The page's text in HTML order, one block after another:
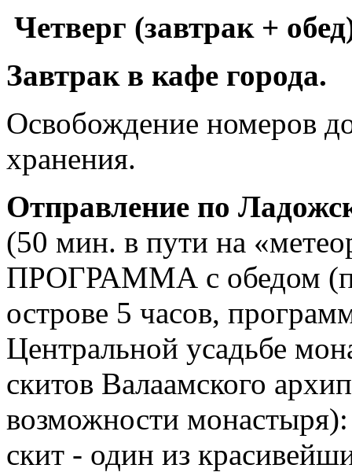
Четверг (завтрак +
Завтрак в кафе города.
Освобождение номеров
хранения.
Отправление по
(50 мин. в пути на
ПРОГРАММА с обедом
острове 5 часов,
Центральной усадьбе
скитов Валаамского
возможности
скит - один из